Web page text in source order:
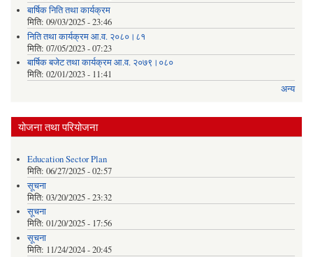
बार्षिक निति तथा कार्यक्रम
मिति: 09/03/2025 - 23:46
निति तथा कार्यक्रम आ.व. २०८०।८१
मिति: 07/05/2023 - 07:23
बार्षिक बजेट तथा कार्यक्रम आ.व. २०७९।०८०
मिति: 02/01/2023 - 11:41
अन्य
योजना तथा परियोजना
Education Sector Plan
मिति: 06/27/2025 - 02:57
सूचना
मिति: 03/20/2025 - 23:32
सूचना
मिति: 01/20/2025 - 17:56
सूचना
मिति: 11/24/2024 - 20:45